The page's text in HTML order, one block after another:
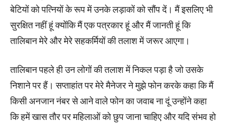
बेटियों को पत्नियों के रूप में उनके लड़ाकों को सौंप दें। मैं इसलिए भी
सुरक्षित नहीं हूं क्योंकि मैं एक पत्रकार हूं और मैं जानती हूं कि
तालिबान मेरे और मेरे सहकर्मियों की तलाश में जरूर आएगा।
तालिबान पहले ही उन लोगों की तलाश में निकल पड़ा है जो उसके
निशाने पर हैं। सप्ताहांत पर मेरे मैनेजर ने मुझे फोन करके कहा कि मैं
किसी अनजान नंबर से आने वाले फोन का जवाब ना दूं उन्होंने कहा
कि हमें खास तौर पर महिलाओं को छुप जाना चाहिए और यदि संभव हो